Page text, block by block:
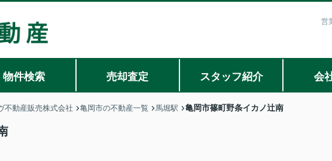
営
物件検索 売却査定 スタッフ紹介 会
不動産販売株式会社 亀岡市の不動産一覧 馬堀駅 亀岡市篠町野条イカノ辻南